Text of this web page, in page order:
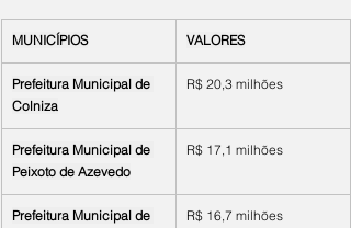
MUNICÍPIOS VALORES
Prefeitura Municipal de
Colniza
R$ 20,3 milhões
Prefeitura Municipal de
Peixoto de Azevedo
R$ 17,1 milhões
Prefeitura Municipal de
R$ 16,7 milhões